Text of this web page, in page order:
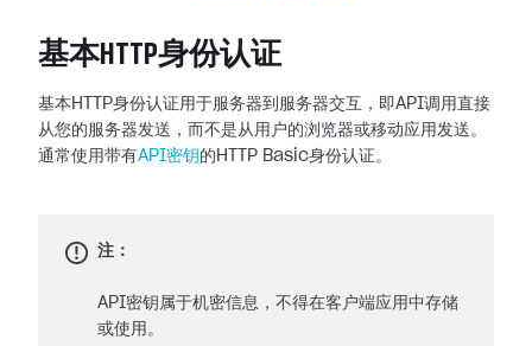
基本HTTP身份认证
基本HTTP身份认证用于服务器到服务器交互，即API调用直接
从您的服务器发送，而不是从用户的浏览器或移动应用发送。
通常使用带有API密钥 的HTTP Basic身份认证。
注：
API密钥属于机密信息，不得在客户端应用中存储
或使用。